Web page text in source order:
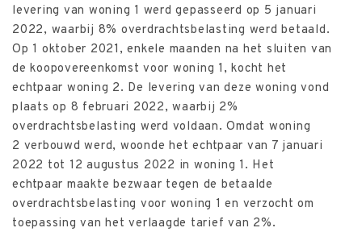
levering van woning 1 werd gepasseerd op 5 januari
2022, waarbij 8% overdrachtsbelasting werd betaald.
Op 1 oktober 2021, enkele maanden na het sluiten van
de koopovereenkomst voor woning 1, kocht het
echtpaar woning 2. De levering van deze woning vond
plaats op 8 februari 2022, waarbij 2%
overdrachtsbelasting werd voldaan. Omdat woning
2 verbouwd werd, woonde het echtpaar van 7 januari
2022 tot 12 augustus 2022 in woning 1. Het
echtpaar maakte bezwaar tegen de betaalde
overdrachtsbelasting voor woning 1 en verzocht om
toepassing van het verlaagde tarief van 2%.